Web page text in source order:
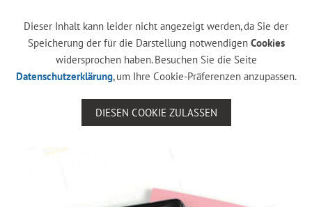
Dieser Inhalt kann leider nicht angezeigt werden, da Sie der
Speicherung der für die Darstellung notwendigen Cookies
widersprochen haben. Besuchen Sie die Seite
Datenschutzerklärung, um Ihre Cookie-Präferenzen anzupassen.
DIESEN COOKIE ZULASSEN